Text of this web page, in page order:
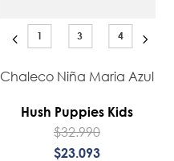
1 3 4
Chaleco Niña Maria Azul
Hush Puppies Kids
$32.990
$23.093